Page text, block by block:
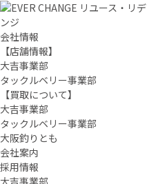
リユース・リ
ンジ
会社情報
【店舗情報】
大吉事業部
タックルベリー事業部
【買取について】
大吉事業部
タックルベリー事業部
大阪釣りとも
会社案内
採用情報
大吉事業部